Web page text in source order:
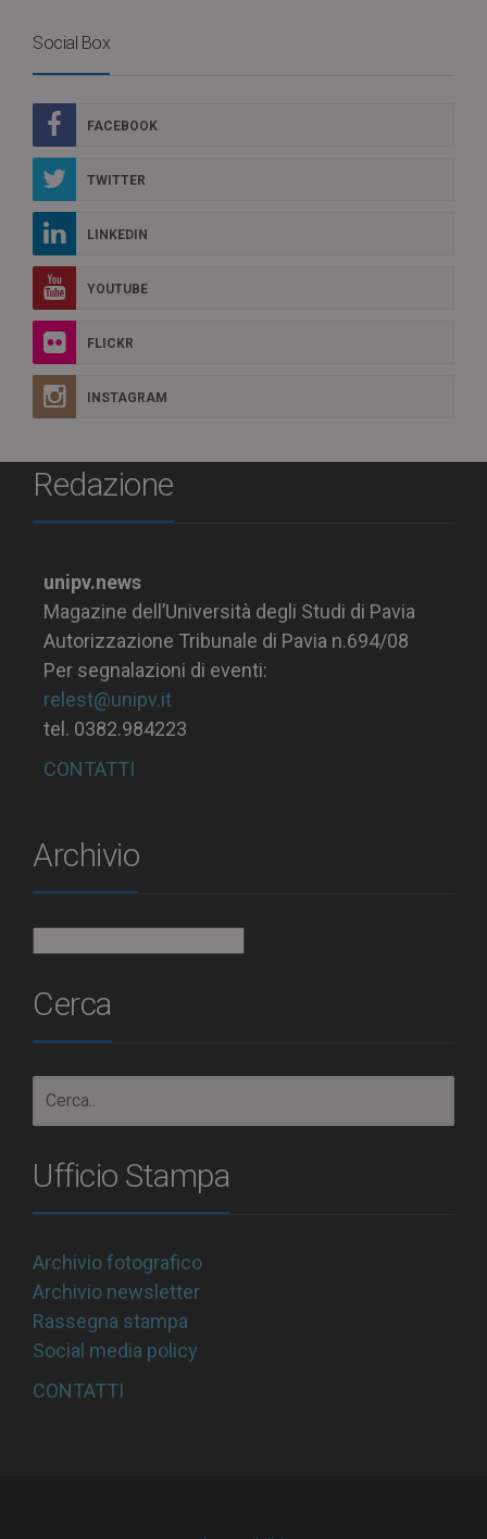
Social Box
FACEBOOK
TWITTER
LINKEDIN
YOUTUBE
FLICKR
INSTAGRAM
Redazione
unipv.news
Magazine dell’Università degli Studi di Pavia
Autorizzazione Tribunale di Pavia n.694/08
Per segnalazioni di eventi:
relest@unipv.it
tel. 0382.984223
CONTATTI
Archivio
Cerca
Ufficio Stampa
Archivio fotografico
Archivio newsletter
Rassegna stampa
Social media policy
CONTATTI